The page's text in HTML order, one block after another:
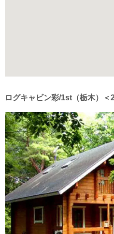
ログキャビン彩/1st（栃木）＜